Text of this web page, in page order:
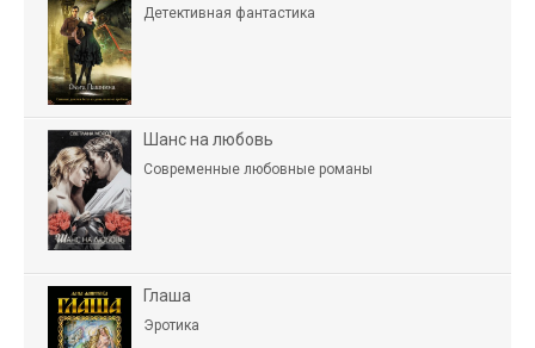
Детективная фантастика
Шанс на любовь
Современные любовные романы
Глаша
Эротика